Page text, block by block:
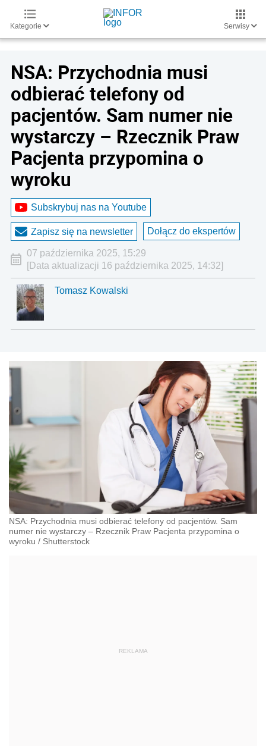
Kategorie Serwisy
NSA: Przychodnia musi
odbierać telefony od
pacjentów. Sam numer nie
wystarczy – Rzecznik Praw
Pacjenta przypomina o
wyroku
Subskrybuj nas na Youtube
Zapisz się na newsletter Dołącz do ekspertów
07 października 2025, 15:29
[Data aktualizacji 16 października 2025, 14:32]
Tomasz Kowalski
NSA: Przychodnia musi odbierać telefony od pacjentów. Sam
numer nie wystarczy – Rzecznik Praw Pacjenta przypomina o
wyroku / Shutterstock